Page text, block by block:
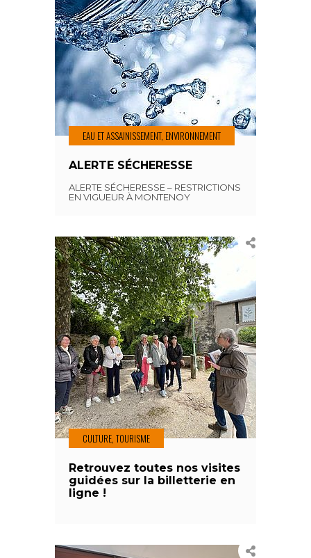
EAU ET ASSAINISSEMENT, ENVIRONNEMENT
ALERTE SÉCHERESSE
ALERTE SÉCHERESSE – RESTRICTIONS
EN VIGUEUR À MONTENOY
CULTURE, TOURISME
Retrouvez toutes nos visites
guidées sur la billetterie en
ligne !